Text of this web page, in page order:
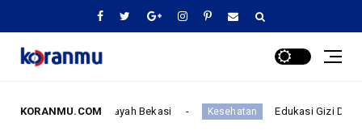
KORANMU.COM
Bekasi Kesehatan Edukasi Gizi Dari Keluarga Untuk Generasi